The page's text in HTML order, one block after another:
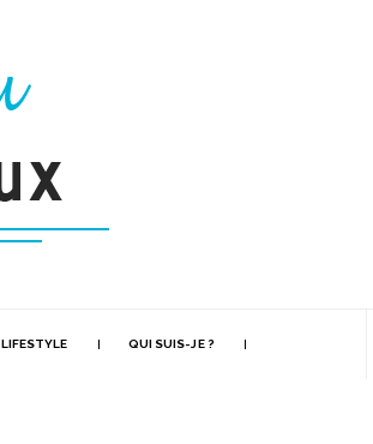
LIFESTYLE QUI SUIS-JE ?